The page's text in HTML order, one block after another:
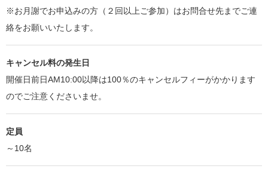
※お月謝でお申込みの方（２回以上ご参加）はお問合せ先までご連
絡をお願いいたします。
キャンセル料の発生日
開催日前日AM10:00以降は100％のキャンセルフィーがかかります
のでご注意くださいませ。
定員
～10名